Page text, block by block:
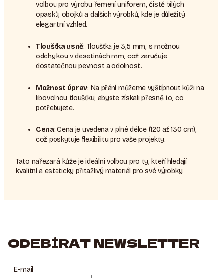
volbou pro výrobu řemení uniforem, čistě bílých
opasků, obojků a dalších výrobků, kde je důležitý
elegantní vzhled.
Tloušťka usně: Tloušťka je 3,5 mm, s možnou
odchylkou v desetinách mm, což zaručuje
dostatečnou pevnost a odolnost.
Možnost úprav: Na přání můžeme vyštípnout kůži na
libovolnou tloušťku, abyste získali přesně to, co
potřebujete.
Cena: Cena je uvedena v plné délce (120 až 130 cm),
což poskytuje flexibilitu pro vaše projekty.
Tato nařezaná kůže je ideální volbou pro ty, kteří hledají
kvalitní a esteticky přitažlivý materiál pro své výrobky.
ODEBÍRAT NEWSLETTER
E-mail